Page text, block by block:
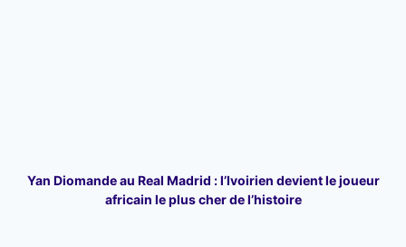
Yan Diomande au Real Madrid : l’Ivoirien devient le joueur
africain le plus cher de l’histoire